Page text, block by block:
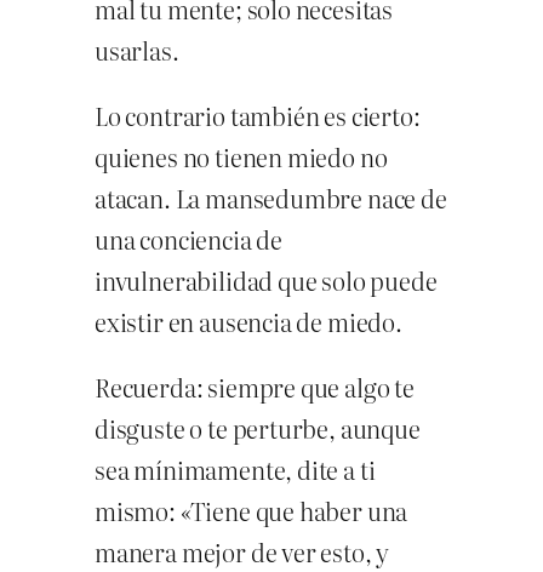
mal tu mente; solo necesitas
usarlas.
Lo contrario también es cierto:
quienes no tienen miedo no
atacan. La mansedumbre nace de
una conciencia de
invulnerabilidad que solo puede
existir en ausencia de miedo.
Recuerda: siempre que algo te
disguste o te perturbe, aunque
sea mínimamente, dite a ti
mismo: «Tiene que haber una
manera mejor de ver esto, y